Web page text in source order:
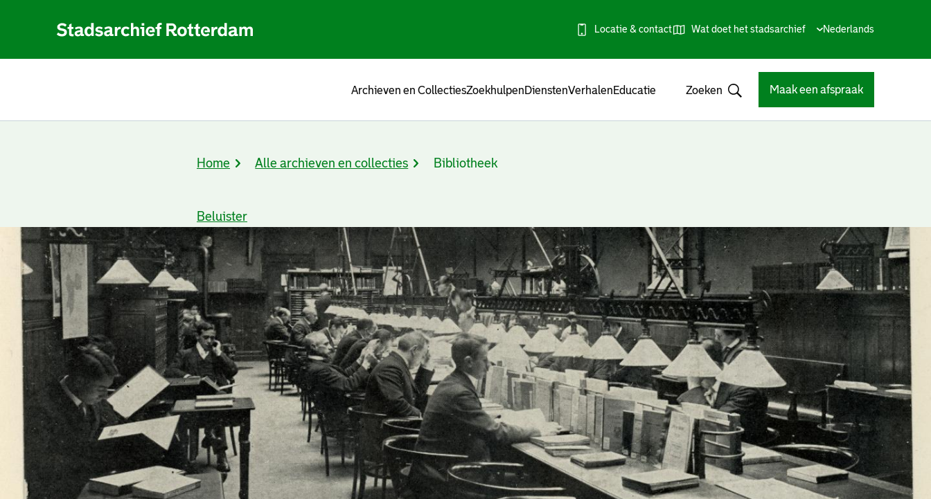
Locatie & contact Wat doet het stadsarchief
Huidige
Nederlands
Archieven en CollectiesZoekhulpenDienstenVerhalenEducatie Zoeken Maak een afspraak
Kruimelpad
Home Alle archieven en collecties Bibliotheek
Beluister